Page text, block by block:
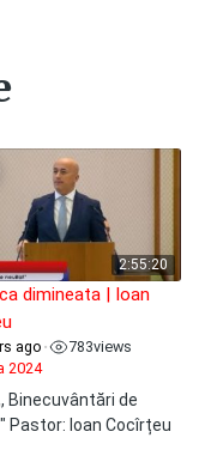
2:55:20
dimineata | Ioan
ago • 783views
2024
Binecuvântări de
Pastor: Ioan Cocîrțeu